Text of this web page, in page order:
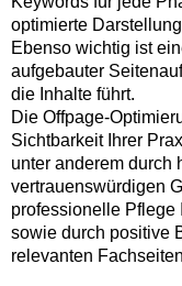
optimierte
Ebenso wichtig ist
aufgebauter
die Inhalte führt.
Die Offpage-
Sichtbarkeit Ihrer
unter anderem durch
vertrauenswürdigen
professionelle Pflege
sowie durch positive
relevanten